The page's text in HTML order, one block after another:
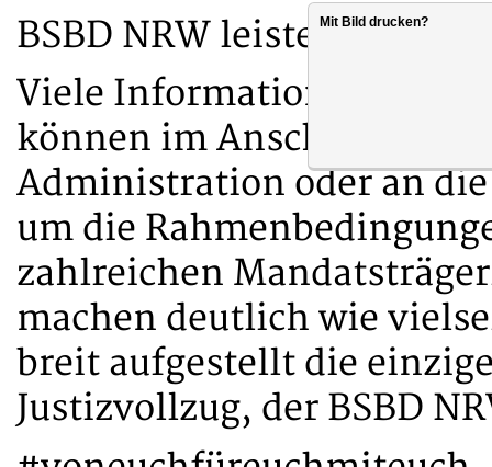
BSBD NRW leistet
Viele Informationen aus
können im Anschluss
Administration oder an
um die
zahlreichen
machen deutlich wie
breit aufgestellt die
Justizvollzug, der BSBD
Mit Bild drucken?